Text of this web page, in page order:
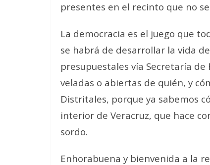
presentes en el recinto que no
La democracia es el juego que
se habrá de desarrollar la vida
presupuestales vía Secretaría de
veladas o abiertas de quién, y
Distritales, porque ya sabemos
interior de Veracruz, que hace
sordo.
Enhorabuena y bienvenida a la